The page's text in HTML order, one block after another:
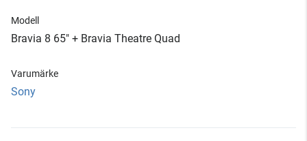
Modell
Bravia 8 65" + Bravia Theatre Quad
Varumärke
Sony